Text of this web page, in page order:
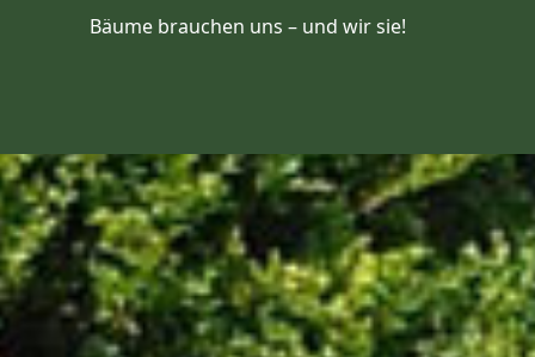
Bäume brauchen uns – und wir sie!